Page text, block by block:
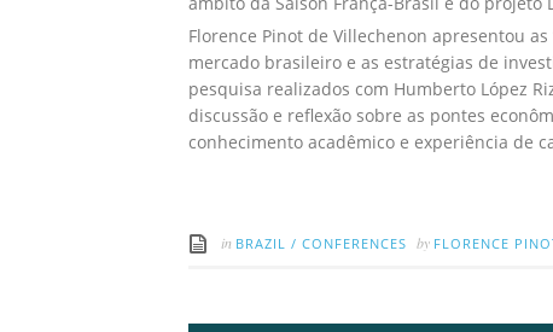
Florence Pinot de Villechenon apresentou
mercado brasileiro e as estratégias de
pesquisa realizados com Humberto López
discussão e reflexão sobre as pontes
conhecimento acadêmico e experiência de
in BRAZIL / CONFERENCES by FLORENCE